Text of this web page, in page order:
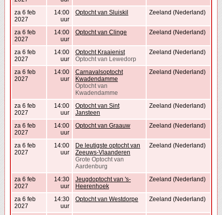
za 6 feb
2027
14:00
uur
Optocht van Sluiskil Zeeland (Nederland)
za 6 feb
2027
14:00
uur
Optocht van Clinge Zeeland (Nederland)
za 6 feb
2027
14:00
uur
Optocht Kraaienist
Optocht van Lewedorp
Zeeland (Nederland)
za 6 feb
2027
14:00
uur
Carnavalsoptocht
Kwadendamme
Optocht van
Kwadendamme
Zeeland (Nederland)
za 6 feb
2027
14:00
uur
Optocht van Sint
Jansteen
Zeeland (Nederland)
za 6 feb
2027
14:00
uur
Optocht van Graauw Zeeland (Nederland)
za 6 feb
2027
14:00
uur
De leutigste optocht van
Zeeuws-Vlaanderen
Grote Optocht van
Aardenburg
Zeeland (Nederland)
za 6 feb
2027
14:30
uur
Jeugdoptocht van 's-
Heerenhoek
Zeeland (Nederland)
za 6 feb
2027
14:30
uur
Optocht van Westdorpe Zeeland (Nederland)